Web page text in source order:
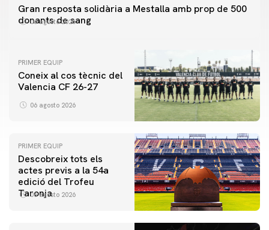
Gran resposta solidària a Mestalla amb prop de 500
donants de sang
06 agosto 2026
PRIMER EQUIP
Coneix al cos tècnic del
Valencia CF 26-27
06 agosto 2026
PRIMER EQUIP
Descobreix tots els
actes previs a la 54a
edició del Trofeu
Taronja
06 agosto 2026